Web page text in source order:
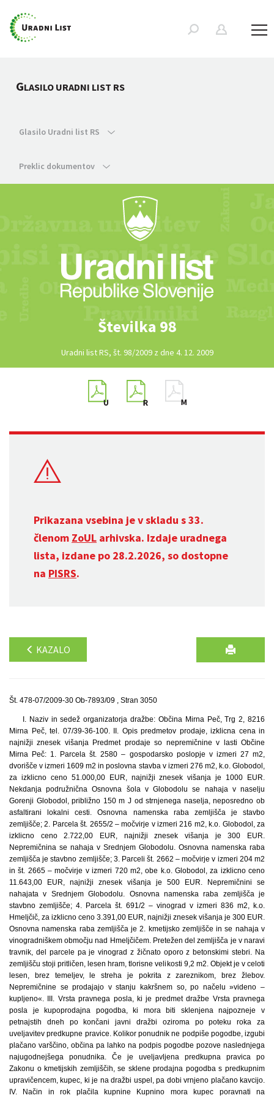
GLASILO URADNI LIST RS
Glasilo Uradni list RS
Preklic dokumentov
Številka 98
Uradni list RS, št. 98/2009 z dne 4. 12. 2009
Prikazana vsebina je v skladu s 33.
členom ZoUL arhivska. Izdaje uradnega
lista, izdane po 28.2.2026, so dostopne
na PISRS.
KAZALO
Št. 478-07/2009-30 Ob-7893/09 , Stran 3050
I. Naziv in sedež organizatorja dražbe: Občina Mirna Peč, Trg 2, 8216
Mirna Peč, tel. 07/39-36-100. II. Opis predmetov prodaje, izklicna cena in
najnižji znesek višanja Predmet prodaje so nepremičnine v lasti Občine
Mirna Peč: 1. Parcela št. 2580 – gospodarsko poslopje v izmeri 27 m2,
dvorišče v izmeri 1609 m2 in poslovna stavba v izmeri 276 m2, k.o. Globodol,
za izklicno ceno 51.000,00 EUR, najnižji znesek višanja je 1000 EUR.
Nekdanja podružnična Osnovna šola v Globodolu se nahaja v naselju
Gorenji Globodol, približno 150 m J od strnjenega naselja, neposredno ob
asfaltirani lokalni cesti. Osnovna namenska raba zemljišča je stavbo
zemljišče; 2. Parcela št. 2655/2 – močvirje v izmeri 216 m2, k.o. Globodol, za
izklicno ceno 2.722,00 EUR, najnižji znesek višanja je 300 EUR.
Nepremičnina se nahaja v Srednjem Globodolu. Osnovna namenska raba
zemljišča je stavbno zemljišče; 3. Parceli št. 2662 – močvirje v izmeri 204 m2
in št. 2665 – močvirje v izmeri 720 m2, obe k.o. Globodol, za izklicno ceno
11.643,00 EUR, najnižji znesek višanja je 500 EUR. Nepremičnini se
nahajata v Srednjem Globodolu. Osnovna namenska raba zemljišča je
stavbno zemljišče; 4. Parcela št. 691/2 – vinograd v izmeri 836 m2, k.o.
Hmeljčič, za izklicno ceno 3.391,00 EUR, najnižji znesek višanja je 300 EUR.
Osnovna namenska raba zemljišča je 2. kmetijsko zemljišče in se nahaja v
vinogradniškem območju nad Hmeljčičem. Pretežen del zemljišča je v naravi
travnik, del parcele pa je vinograd z žičnato oporo z betonskimi stebri. Na
zemljišču stoji pritličen, lesen hram, tlorisne velikosti 9,2 m2. Objekt je v celoti
lesen, brez temeljev, le streha je pokrita z zareznikom, brez žlebov.
Nepremičnine se prodajajo v stanju kakršnem so, po načelu »videno –
kupljeno«. III. Vrsta pravnega posla, ki je predmet dražbe Vrsta pravnega
posla je kupoprodajna pogodba, ki mora biti sklenjena najpozneje v
petnajstih dneh po končani javni dražbi oziroma po poteku roka za
uveljavitev predkupne pravice. Kolikor ponudnik ne podpiše pogodbe, izgubi
plačano varščino, občina pa lahko na podpis pogodbe pozove naslednjega
najugodnejšega ponudnika. Če je uveljavljena predkupna pravica po
Zakonu o kmetijskih zemljiščih, se sklene prodajna pogodba s predkupnim
upravičencem, kupec, ki je na dražbi uspel, pa dobi vrnjeno plačano kavcijo.
IV. Način in rok plačila kupnine Kupnino mora kupec poravnati na